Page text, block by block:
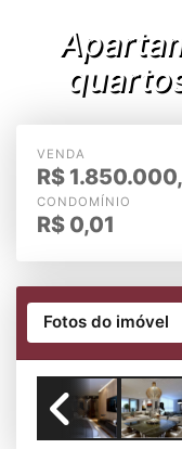
VENDA
R$
CONDOMÍNIO
R$ 0,01
Fotos do imóvel